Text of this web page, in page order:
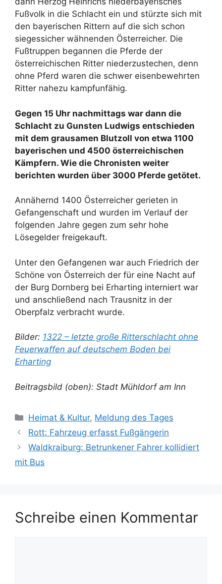
Fußvolk in die Schlacht ein und stürzte sich mit
den bayerischen Rittern auf die sich schon
siegessicher wähnenden Österreicher. Die
Fußtruppen begannen die Pferde der
österreichischen Ritter niederzustechen, denn
ohne Pferd waren die schwer eisenbewehrten
Ritter nahezu kampfunfähig.
Gegen 15 Uhr nachmittags war dann die
Schlacht zu Gunsten Ludwigs entschieden
mit dem grausamen Blutzoll von etwa 1100
bayerischen und 4500 österreichischen
Kämpfern. Wie die Chronisten weiter
berichten wurden über 3000 Pferde getötet.
Annähernd 1400 Österreicher gerieten in
Gefangenschaft und wurden im Verlauf der
folgenden Jahre gegen zum sehr hohe
Lösegelder freigekauft.
Unter den Gefangenen war auch Friedrich der
Schöne von Österreich der für eine Nacht auf
der Burg Dornberg bei Erharting interniert war
und anschließend nach Trausnitz in der
Oberpfalz verbracht wurde.
Bilder: 1322 – letzte große Ritterschlacht ohne
Feuerwaffen auf deutschem Boden bei
Erharting
Beitragsbild (oben): Stadt Mühldorf am Inn
Kategorien
Heimat & Kultur, Meldung des Tages
Rott: Fahrzeug erfasst Fußgängerin
Waldkraiburg: Betrunkener Fahrer kollidiert
mit Bus
Schreibe einen Kommentar